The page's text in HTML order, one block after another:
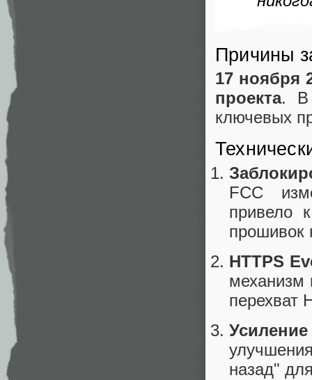
Причины
17 ноября
проекта. В
ключевых
FCC
привело
прошивок
HTTPS
механизм
перехват
назад"